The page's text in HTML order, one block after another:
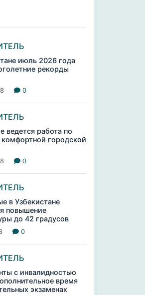
июль 2026 года
рекорды
0
ведется работа по
городской
0
в Узбекистане
повышение
до 42 градусов
0
с инвалидностью
время
экзаменах